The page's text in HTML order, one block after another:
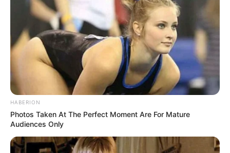
HABERION
Photos Taken At The Perfect Moment Are For Mature
Audiences Only